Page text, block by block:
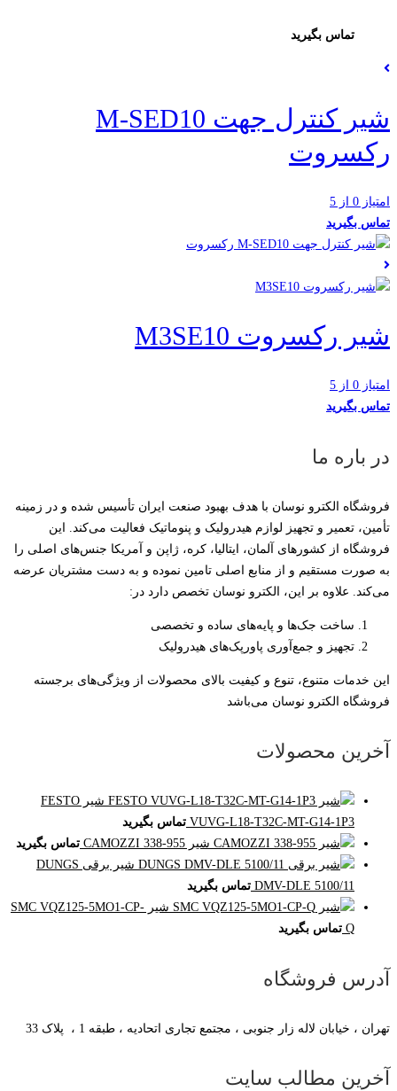
تماس بگیرید
شیر کنترل جهت M-SED10
رکسروت
امتیاز 0 از 5
تماس بگیرید
شیر رکسروت M3SE10
امتیاز 0 از 5
تماس بگیرید
در باره ما
فروشگاه الکترو نوسان با هدف بهبود صنعت ایران تأسیس شده و در زمینه
تأمین، تعمیر و تجهیز لوازم هیدرولیک و پنوماتیک فعالیت می‌کند. این
فروشگاه از کشورهای آلمان، ایتالیا، کره، ژاپن و آمریکا جنس‌های اصلی را
به صورت مستقیم و از منابع اصلی تامین نموده و به دست مشتریان عرضه
می‌کند. علاوه بر این، الکترو نوسان تخصص دارد در:
ساخت جک‌ها و پایه‌های ساده و تخصصی
تجهیز و جمع‌آوری پاورپک‌های هیدرولیک
این خدمات متنوع، تنوع و کیفیت بالای محصولات از ویژگی‌های برجسته
فروشگاه الکترو نوسان می‌باشد
آخرین محصولات
شیر FESTO
VUVG-L18-T32C-MT-G14-1P3 تماس بگیرید
شیر CAMOZZI 338-955
تماس بگیرید
شیر برقی DUNGS
DMV-DLE 5100/11 تماس بگیرید
شیر SMC VQZ125-5MO1-CP-
Q تماس بگیرید
آدرس فروشگاه
تهران ، خیابان لاله زار جنوبی ، مجتمع تجاری اتحادیه ، طبقه 1 ، پلاک 33
آخرین مطالب سایت